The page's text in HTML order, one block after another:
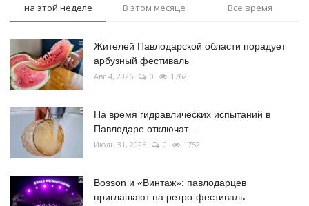
на этой неделе В этом месяце Все время
Жителей Павлодарской области порадует
арбузный фестиваль
Авг 4, 2026 0 1762
На время гидравлических испытаний в
Павлодаре отключат...
Июль 31, 2026 0 1752
Bosson и «Винтаж»: павлодарцев
приглашают на ретро-фестиваль